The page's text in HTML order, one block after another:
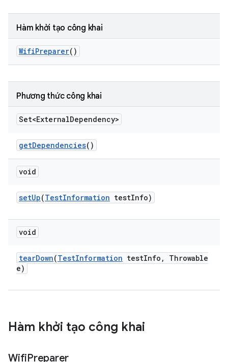
Hàm khởi tạo công khai
WifiPreparer()
Phương thức công khai
Set<ExternalDependency>
getDependencies()
void
setUp(TestInformation testInfo)
void
tearDown(TestInformation testInfo ,
Throwable
e)
Hàm khởi tạo công khai
WifiPreparer